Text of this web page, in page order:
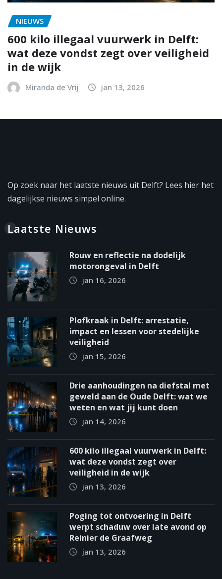
NIEUWS
600 kilo illegaal vuurwerk in Delft:
wat deze vondst zegt over veiligheid
in de wijk
Miranda de Vrij jan 13, 2026
Op zoek naar het laatste nieuws uit Delft? Lees hier het
dagelijkse nieuws simpel online.
Laatste Nieuws
Rouw en reflectie na dodelijk
motorongeval in Delft
jan 16, 2026
Plofkraak in Delft: arrestatie,
impact en lessen voor stedelijke
veiligheid
jan 15, 2026
Drie aanhoudingen na diefstal met
geweld aan de Oude Delft: wat we
weten en wat jij kunt doen
jan 14, 2026
600 kilo illegaal vuurwerk in Delft:
wat deze vondst zegt over
veiligheid in de wijk
jan 13, 2026
Poging tot ontvoering in Delft
werpt schaduw over late avond op
Reinier de Graafweg
jan 13, 2026